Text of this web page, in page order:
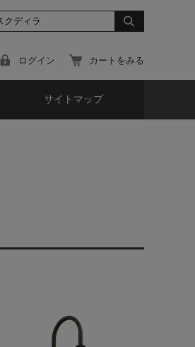
ログイン カートをみる
サイトマップ